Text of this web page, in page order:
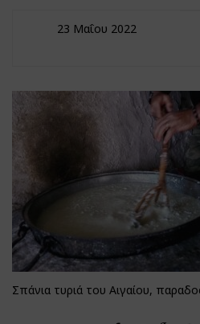
23 Μαΐου 2022
Σπάνια τυριά του Αιγαίου,